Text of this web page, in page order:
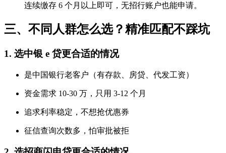
连续缴存 6 个月以上即可，无招行账户也能申请。
三、不同人群怎么选？精准匹配不踩坑
1. 选中银 e 贷更合适的情况
是中国银行老客户（有存款、房贷、代发工资）
资金需求 10-30 万，只用 3-12 个月
追求利率稳定，不想抢优惠券
征信查询次数多，怕审批被拒